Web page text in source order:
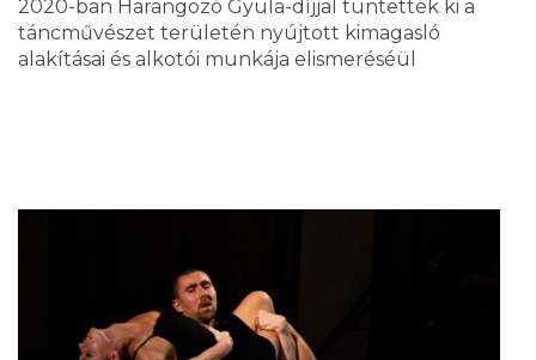
2020-ban Harangozó Gyula-díjjal tüntették ki a
táncművészet területén nyújtott kimagasló
alakításai és alkotói munkája elismeréséül